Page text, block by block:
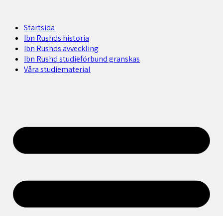
Startsida
Ibn Rushds historia
Ibn Rushds avveckling
Ibn Rushd studieförbund granskas​
Våra studiematerial